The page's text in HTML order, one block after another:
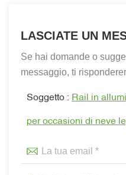
LASCIATE UN
Se hai domande o
messaggio, ti
Soggetto : Rail in
per occasioni di neve